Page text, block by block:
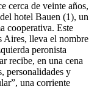
cerca de veinte años,
hotel Bauen (1), un
cooperativa. Este
Aires, lleva el nombre
peronista
recibe, en una cena
personalidades y
una corriente